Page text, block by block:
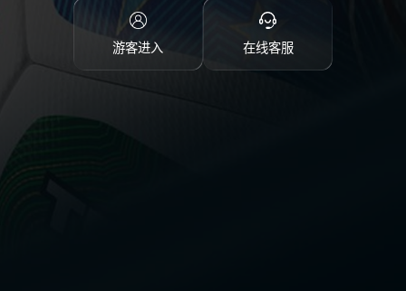
游客进入 在线客服